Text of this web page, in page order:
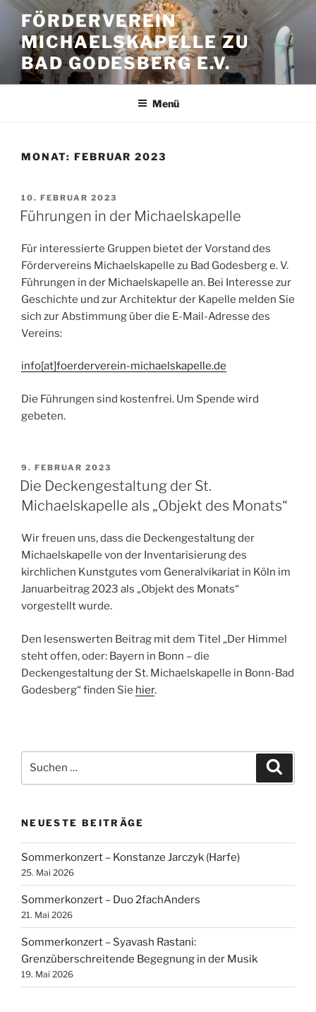
Zum
Inhalt
springen
FÖRDERVEREIN
MICHAELSKAPELLE ZU
BAD GODESBERG E.V.
Menü
MONAT: FEBRUAR 2023
VERÖFFENTLICHT
AM
10. FEBRUAR 2023
Führungen in der Michaelskapelle
Für interessierte Gruppen bietet der Vorstand des
Fördervereins Michaelskapelle zu Bad Godesberg e. V.
Führungen in der Michaelskapelle an. Bei Interesse zur
Geschichte und zur Architektur der Kapelle melden Sie
sich zur Abstimmung über die E-Mail-Adresse des
Vereins:
info[at]foerderverein-michaelskapelle.de
Die Führungen sind kostenfrei. Um Spende wird
gebeten.
VERÖFFENTLICHT
AM
9. FEBRUAR 2023
Die Deckengestaltung der St.
Michaelskapelle als „Objekt des Monats“
Wir freuen uns, dass die Deckengestaltung der
Michaelskapelle von der Inventarisierung des
kirchlichen Kunstgutes vom Generalvikariat in Köln im
Januarbeitrag 2023 als „Objekt des Monats“
vorgestellt wurde.
Den lesenswerten Beitrag mit dem Titel „Der Himmel
steht offen, oder: Bayern in Bonn – die
Deckengestaltung der St. Michaelskapelle in Bonn-Bad
Godesberg“ finden Sie hier.
nach:
NEUESTE BEITRÄGE
Sommerkonzert – Konstanze Jarczyk (Harfe)
25. Mai 2026
Sommerkonzert – Duo 2fachAnders
21. Mai 2026
Sommerkonzert – Syavash Rastani:
Grenzüberschreitende Begegnung in der Musik
19. Mai 2026